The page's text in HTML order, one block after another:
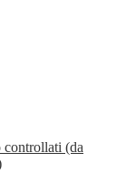
(da